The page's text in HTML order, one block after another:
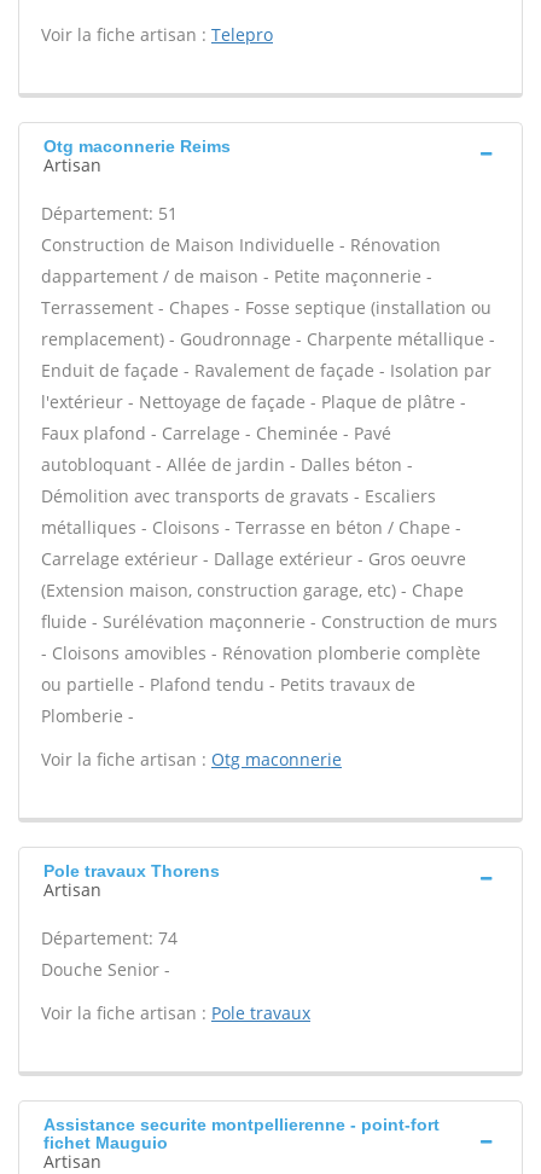
Voir la fiche artisan : Telepro
Otg maconnerie Reims
Artisan
Département: 51
Construction de Maison Individuelle - Rénovation
dappartement / de maison - Petite maçonnerie -
Terrassement - Chapes - Fosse septique (installation ou
remplacement) - Goudronnage - Charpente métallique -
Enduit de façade - Ravalement de façade - Isolation par
l'extérieur - Nettoyage de façade - Plaque de plâtre -
Faux plafond - Carrelage - Cheminée - Pavé
autobloquant - Allée de jardin - Dalles béton -
Démolition avec transports de gravats - Escaliers
métalliques - Cloisons - Terrasse en béton / Chape -
Carrelage extérieur - Dallage extérieur - Gros oeuvre
(Extension maison, construction garage, etc) - Chape
fluide - Surélévation maçonnerie - Construction de murs
- Cloisons amovibles - Rénovation plomberie complète
ou partielle - Plafond tendu - Petits travaux de
Plomberie -
Voir la fiche artisan : Otg maconnerie
Pole travaux Thorens
Artisan
Département: 74
Douche Senior -
Voir la fiche artisan : Pole travaux
Assistance securite montpellierenne - point-fort
fichet Mauguio
Artisan